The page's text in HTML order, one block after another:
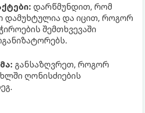
დარწმუნდით, რომ
დამუხტულია და იცით, როგორ
შემთხვევაში
განსაზღვრეთ, როგორ
ღონისძიების